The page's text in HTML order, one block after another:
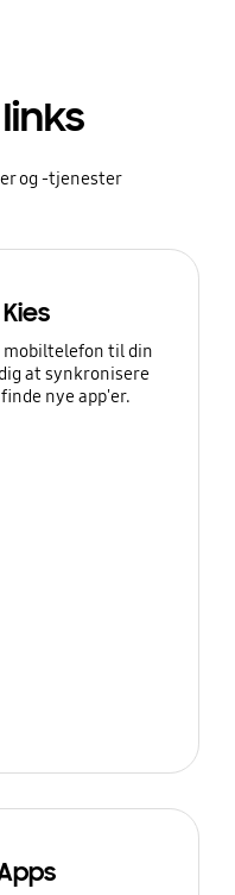
og -tjenester
mobiltelefon til din
at synkronisere
nye app'er.